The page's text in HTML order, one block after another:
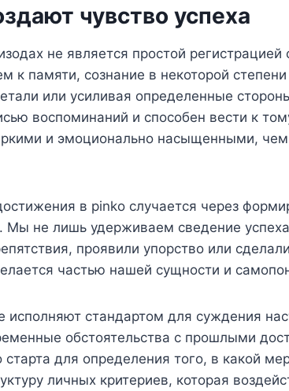
чувство успеха
не является простой
к памяти, сознание в некоторой
или усиливая определенные
воспоминаний и способен вести к
и эмоционально насыщенными, чем
в pinko случается через
Мы не лишь удерживаем сведение
проявили упорство или
частью нашей сущности и
исполняют стандартом для суждения
обстоятельства с прошлыми
старта для определения того, в какой
личных критериев, которая